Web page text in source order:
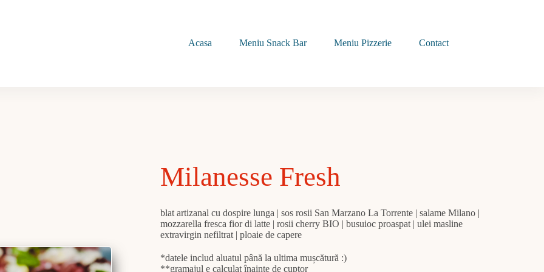
Acasa Meniu Snack Bar Meniu Pizzerie Contact
Milanesse Fresh
blat artizanal cu dospire lunga | sos rosii San Marzano La Torrente | salame Milano |
mozzarella fresca fior di latte | rosii cherry BIO | busuioc proaspat | ulei masline
extravirgin nefiltrat | ploaie de capere
*datele includ aluatul până la ultima mușcătură :)
**gramajul e calculat înainte de cuptor